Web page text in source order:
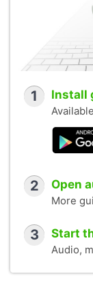
1 Install
2 Open
More
3 Start
Audio,